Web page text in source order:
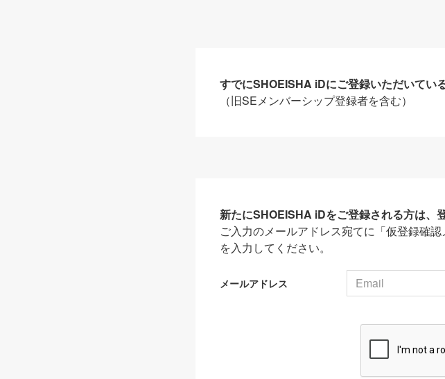
すでにSHOEISHA iDにご登録いただいてい
（旧SEメンバーシップ登録者を含む）
新たにSHOEISHA iDをご登録される方は、
ご入力のメールアドレス宛てに「仮登録確
を入力してください。
メールアドレス